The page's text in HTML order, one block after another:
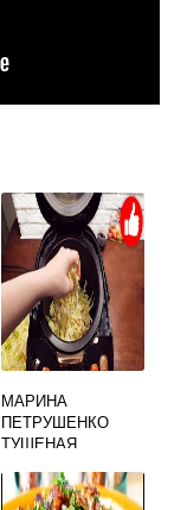
МАРИНА
ПЕТРУШЕНКО
ТУШЕНАЯ
МУЛЬТИВАРКЕ